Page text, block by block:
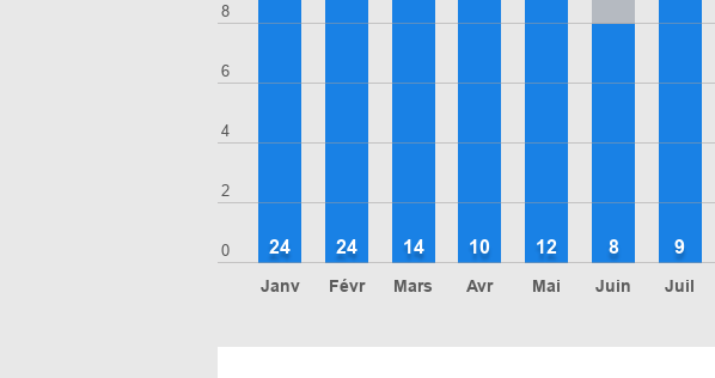
0
2
4
6
8
Janv
24
Févr
24
Mars
14
Avr
10
Mai
12
Juin
8
Juil
9